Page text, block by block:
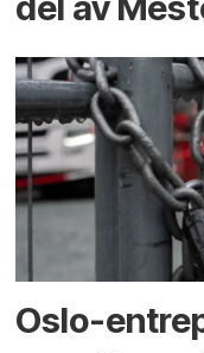
Oslo-